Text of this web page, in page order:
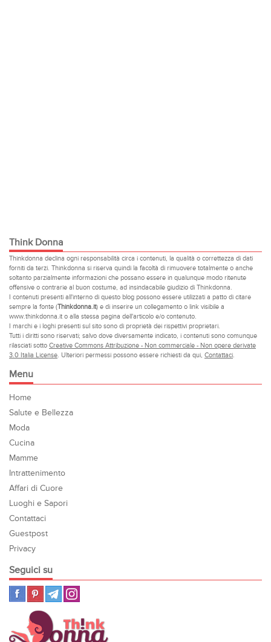
Think Donna
Thinkdonna declina ogni responsabilità circa i contenuti, la qualità o correttezza di dati
forniti da terzi. Thinkdonna si riserva quindi la facoltà di rimuovere totalmente o anche
soltanto parzialmente informazioni che possano essere in qualunque modo ritenute
offensive o contrarie al buon costume, ad insindacabile giudizio di Thinkdonna.
I contenuti presenti all'interno di questo blog possono essere utilizzati a patto di citare
sempre la fonte (Thinkdonna.it) e di inserire un collegamento o link visibile a
www.thinkdonna.it o alla stessa pagina dell'articolo e/o contenuto.
I marchi e i loghi presenti sul sito sono di proprietà dei rispettivi proprietari.
Tutti i diritti sono riservati; salvo dove diversamente indicato, i contenuti sono comunque
rilasciati sotto Creative Commons Attribuzione - Non commerciale - Non opere derivate
3.0 Italia License. Ulteriori permessi possono essere richiesti da qui, Contattaci.
Menu
Home
Salute e Bellezza
Moda
Cucina
Mamme
Intrattenimento
Affari di Cuore
Luoghi e Sapori
Contattaci
Guestpost
Privacy
Seguici su